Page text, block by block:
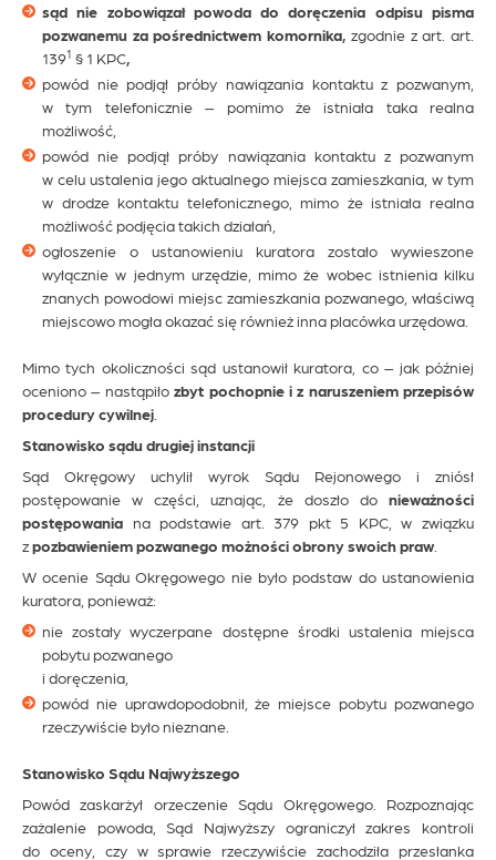
sąd nie zobowiązał powoda do doręczenia odpisu pisma
pozwanemu za pośrednictwem komornika, zgodnie z art. art.
1391 § 1 KPC
powód nie podjął próby nawiązania kontaktu z pozwanym,
w tym telefonicznie – pomimo że istniała taka realna
możliwość,
powód nie podjął próby nawiązania kontaktu z pozwanym
w celu ustalenia jego aktualnego miejsca zamieszkania, w tym
w drodze kontaktu telefonicznego, mimo że istniała realna
możliwość podjęcia takich działań,
ogłoszenie o ustanowieniu kuratora zostało wywieszone
wyłącznie w jednym urzędzie, mimo że wobec istnienia kilku
znanych powodowi miejsc zamieszkania pozwanego, właściwą
miejscowo mogła okazać się również inna placówka urzędowa.
Mimo tych okoliczności sąd ustanowił kuratora, co – jak później
oceniono – nastąpiłozbyt pochopnie i z naruszeniem przepisów
procedury cywilnej
Stanowisko sądu drugiej instancji
Sąd Okręgowy uchylił wyrok Sądu Rejonowego i zniósł
postępowanie w części, uznając, że doszło do nieważności
postępowania na podstawie art. 379 pkt 5 KPC, w związku
zpozbawieniem pozwanego możności obrony swoich praw
W ocenie Sądu Okręgowego nie było podstaw do ustanowienia
kuratora, ponieważ:
nie zostały wyczerpane dostępne środki ustalenia miejsca
pobytu pozwanego
i doręczenia,
powód nie uprawdopodobnił, że miejsce pobytu pozwanego
rzeczywiście było nieznane.
Stanowisko Sądu Najwyższego
Powód zaskarżył orzeczenie Sądu Okręgowego. Rozpoznając
zażalenie powoda, Sąd Najwyższy ograniczył zakres kontroli
do oceny, czy w sprawie rzeczywiście zachodziła przesłanka